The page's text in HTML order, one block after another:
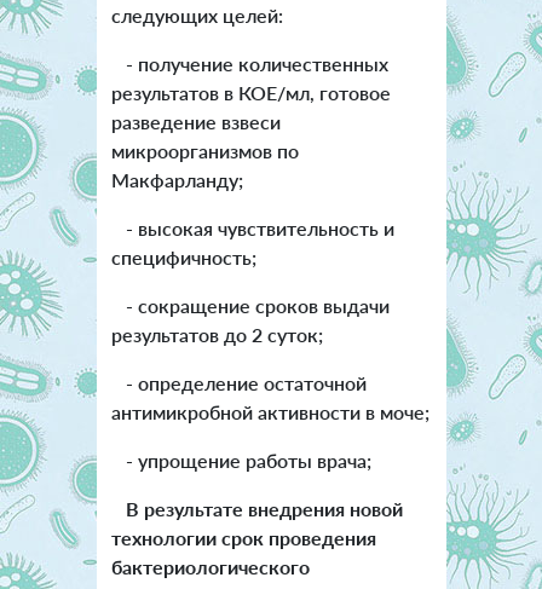
следующих целей:
- получение количественных
результатов в КОЕ/мл, готовое
разведение взвеси
микроорганизмов по
Макфарланду;
- высокая чувствительность и
специфичность;
- сокращение сроков выдачи
результатов до 2 суток;
- определение остаточной
антимикробной активности в моче;
- упрощение работы врача;
В результате внедрения новой
технологии срок проведения
бактериологического